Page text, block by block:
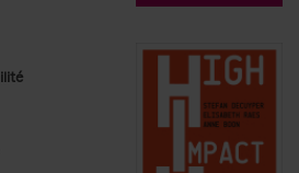
filter
souple filter